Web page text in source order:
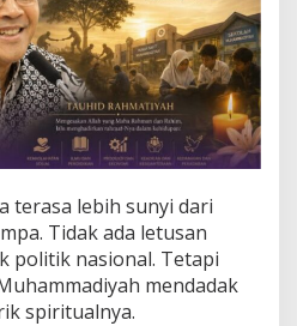
h
i
d
R
a
h
m
a
i
y
h
terasa lebih sunyi dari
Tidak ada letusan
politik nasional. Tetapi
mendadak
spiritualnya.